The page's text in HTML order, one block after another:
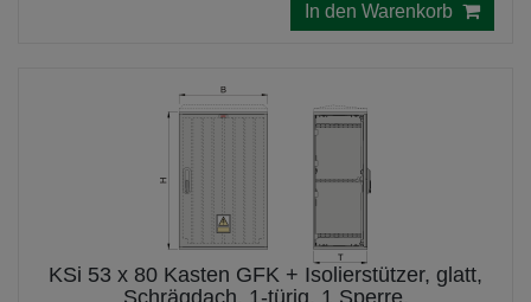
In den Warenkorb
KSi 53 x 80 Kasten GFK + Isolierstützer, glatt,
Schrägdach, 1-türig, 1 Sperre,